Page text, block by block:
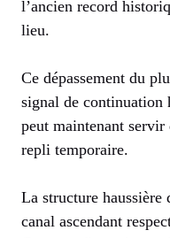
l’ancien record
lieu.
Ce dépassement du
signal de continuation
peut maintenant servir
repli temporaire.
La structure haussière
canal ascendant